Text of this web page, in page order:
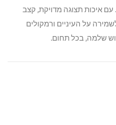
עם איכות תצוגה מדויקת, קצב
על העיניים ורמקולים
שלמה, בכל תחום.